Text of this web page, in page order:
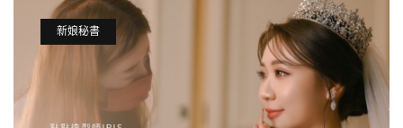
新娘秘書